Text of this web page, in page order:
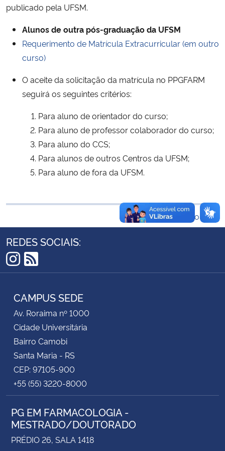
Ministério da Cidadania
Ministério da Saúde
Ministério de Minas e Energia
Ministério do Meio Ambiente
Ministério do Turismo
Ministério do Desenvolvimento Regional
Ministério da Mulher, da Família e dos Direitos Humanos
Secretaria-Geral
Secretaria de Governo
Gabinete de Segurança Institucional
Advocacia-Geral da União
Banco Central do Brasil
Planalto
publicado pela UFSM.
Alunos de outra pós-graduação da UFSM
Requerimento de Matrícula Extracurricular (em outro
curso)
O aceite da solicitação da matrícula no PPGFARM
seguirá os seguintes critérios:
Para aluno de orientador do curso;
Para aluno de professor colaborador do curso;
Para aluno do CCS;
Para alunos de outros Centros da UFSM;
Para aluno de fora da UFSM.
Voltar ao topo
REDES SOCIAIS:
Instagram
RSS
CAMPUS SEDE
Av. Roraima nº 1000
Cidade Universitária
Bairro Camobi
Santa Maria - RS
CEP: 97105-900
+55 (55) 3220-8000
PG EM FARMACOLOGIA -
MESTRADO/DOUTORADO
PRÉDIO 26, SALA 1418